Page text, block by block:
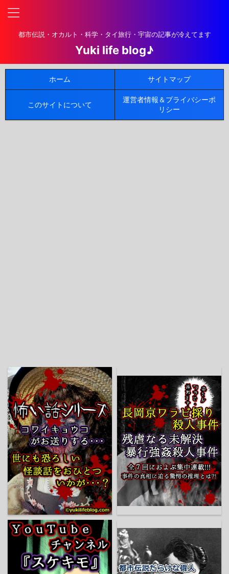
都市伝説・オカルト・科学・タイ旅行・宇宙の記事が冷えてます
Yuki life blog♪
ホーム サイトマップ
このサイトについて
運営者情報＆プライバシーポ
リシー